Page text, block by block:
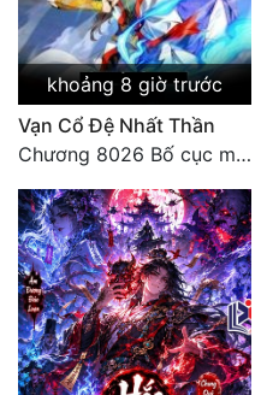
khoảng 8 giờ trước
Vạn Cổ Đệ Nhất Thần
Chương 8026 Bố cục mới